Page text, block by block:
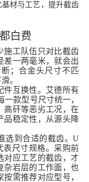
材与工艺，提升截齿
白费
施工队伍只对比截齿
差一两毫米，就会出
；合金头尺寸不匹
。
件互换性。艾德所有
款型号尺寸统一，
高矸等恶劣工况，在
品稳定性，从源头降
选到合适的截齿。U
表尺寸规格。采购前
对应工艺的截齿，才
杂岩层的工作面，也
需推荐对应型号，